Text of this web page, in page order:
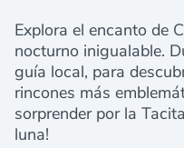
Explora el encanto de
nocturno inigualable.
guía local, para
rincones más
sorprender por la
luna!